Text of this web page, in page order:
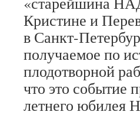
Кристине и
в Санкт-
получаемое по
плодотворной
что это событие
летнего юбилея